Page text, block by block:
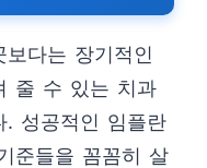
다는 장기적인
줄 수 있는 치과
. 성공적인 임플란
준들을 꼼꼼히 살